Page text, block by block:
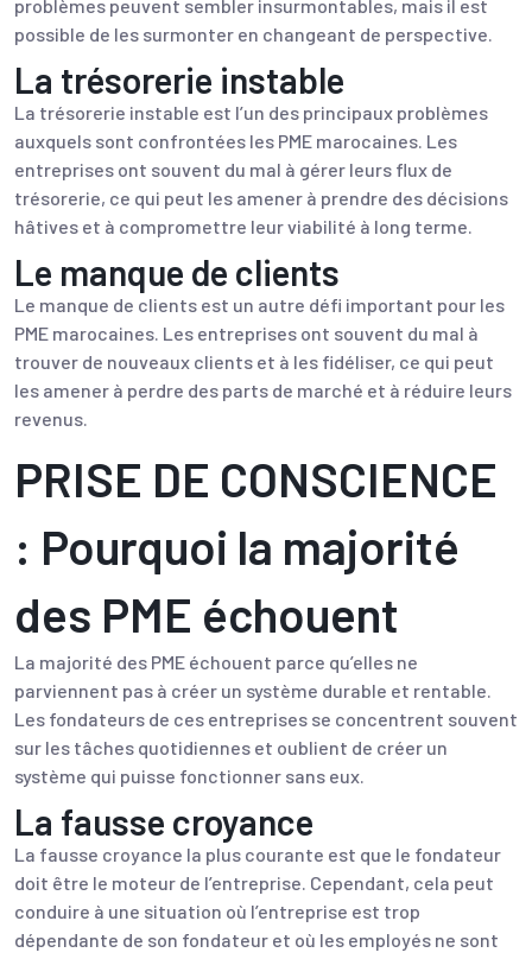
problèmes peuvent sembler insurmontables, mais il est
possible de les surmonter en changeant de perspective.
La trésorerie instable
La trésorerie instable est l’un des principaux problèmes
auxquels sont confrontées les PME marocaines. Les
entreprises ont souvent du mal à gérer leurs flux de
trésorerie, ce qui peut les amener à prendre des décisions
hâtives et à compromettre leur viabilité à long terme.
Le manque de clients
Le manque de clients est un autre défi important pour les
PME marocaines. Les entreprises ont souvent du mal à
trouver de nouveaux clients et à les fidéliser, ce qui peut
les amener à perdre des parts de marché et à réduire leurs
revenus.
PRISE DE CONSCIENCE
: Pourquoi la majorité
des PME échouent
La majorité des PME échouent parce qu’elles ne
parviennent pas à créer un système durable et rentable.
Les fondateurs de ces entreprises se concentrent souvent
sur les tâches quotidiennes et oublient de créer un
système qui puisse fonctionner sans eux.
La fausse croyance
La fausse croyance la plus courante est que le fondateur
doit être le moteur de l’entreprise. Cependant, cela peut
conduire à une situation où l’entreprise est trop
dépendante de son fondateur et où les employés ne sont